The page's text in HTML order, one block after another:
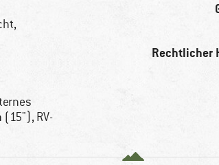
(15"), RV-
Rechtlicher